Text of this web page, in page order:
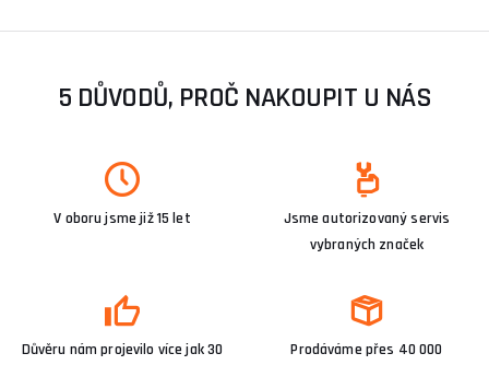
5 DŮVODŮ, PROČ NAKOUPIT U NÁS
V oboru jsme již 15 let
Jsme autorizovaný servis
vybraných značek
Důvěru nám projevilo více jak 30
Prodáváme přes 40 000